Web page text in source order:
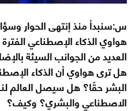
س:سنبدأ منذ إنتهى الحوار
هواوي الذكاء الإصطناعي
العديد من الجوانب السيئة
هل ترى هواوي أن الذكاء
البشر حقًا؟ هل سيصل العالم
الاصطناعي والبشري؟ وكيف؟